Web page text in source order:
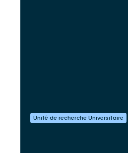
Unité de recherche Universitaire